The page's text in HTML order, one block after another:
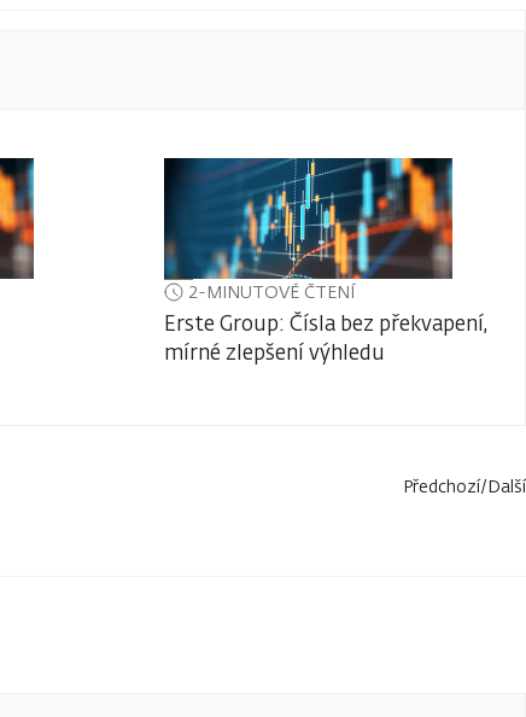
2-MINUTOVÉ ČTENÍ
Erste Group: Čísla bez překvapení,
mírné zlepšení výhledu
Předchozí/Další